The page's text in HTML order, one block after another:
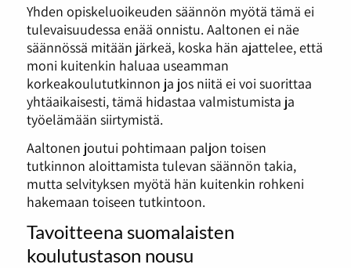
Yhden opiskeluoikeuden säännön myötä tämä ei
tulevaisuudessa enää onnistu. Aaltonen ei näe
säännössä mitään järkeä, koska hän ajattelee, että
moni kuitenkin haluaa useamman
korkeakoulututkinnon ja jos niitä ei voi suorittaa
yhtäaikaisesti, tämä hidastaa valmistumista ja
työelämään siirtymistä.
Aaltonen joutui pohtimaan paljon toisen
tutkinnon aloittamista tulevan säännön takia,
mutta selvityksen myötä hän kuitenkin rohkeni
hakemaan toiseen tutkintoon.
Tavoitteena suomalaisten
koulutustason nousu